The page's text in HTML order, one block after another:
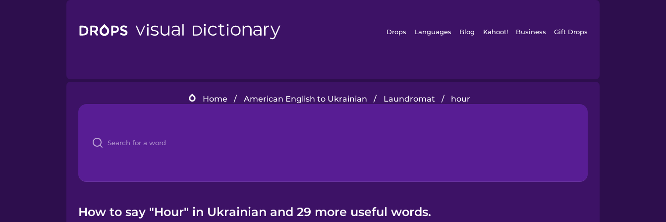
Drops Languages Blog Kahoot! Business Gift Drops
Home / American English to Ukrainian / Laundromat / hour
How to say "Hour" in Ukrainian and 29 more useful words.